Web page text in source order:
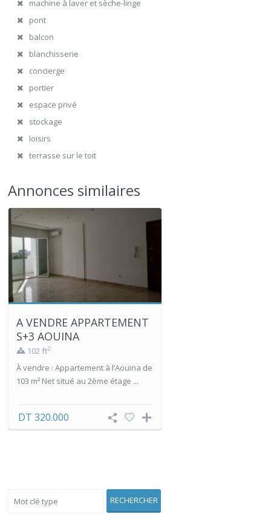
machine à laver et sèche-linge
pont
balcon
blanchisserie
concierge
portier
espace privé
stockage
loisirs
terrasse sur le toit
Annonces similaires
A VENDRE APPARTEMENT
S+3 AOUINA
102 ft2
À vendre : Appartement à l’Aouina de
103 m² Net situé au 2ème étage ...
DT 320.000
RECHERCHER
Voir Aussi